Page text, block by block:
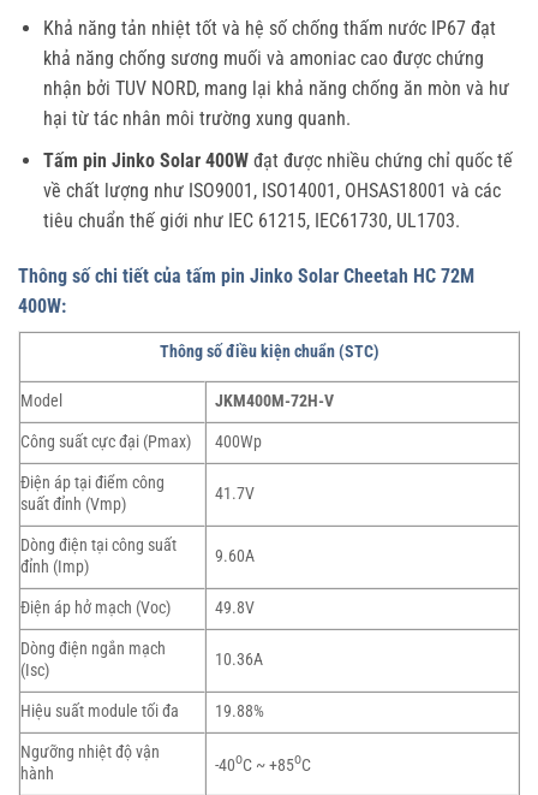
Khả năng tản nhiệt tốt và hệ số chống thấm nước IP67 đạt
khả năng chống sương muối và amoniac cao được chứng
nhận bởi TUV NORD, mang lại khả năng chống ăn mòn và hư
hại từ tác nhân môi trường xung quanh.
Tấm pin Jinko Solar 400Wđạt được nhiều chứng chỉ quốc tế
về chất lượng như ISO9001, ISO14001, OHSAS18001 và các
tiêu chuẩn thế giới như IEC 61215, IEC61730, UL1703.
Thông số chi tiết của tấm pin Jinko Solar Cheetah HC 72M
400W:
Thông số điều kiện chuẩn (STC)
Model
JKM400M-72H-V
Công suất cực đại (Pmax)
400Wp
Điện áp tại điểm công
suất đỉnh (Vmp)
41.7V
Dòng điện tại công suất
đỉnh (Imp)
9.60A
Điện áp hở mạch (Voc)
49.8V
Dòng điện ngắn mạch
(Isc)
10.36A
Hiệu suất module tối đa
19.88%
Ngưỡng nhiệt độ vận
hành
-40oC ~ +85oC